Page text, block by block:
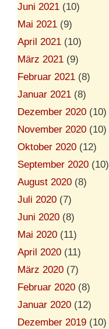
Juni 2021 (10)
Mai 2021 (9)
April 2021 (10)
März 2021 (9)
Februar 2021 (8)
Januar 2021 (8)
Dezember 2020 (10)
November 2020 (10)
Oktober 2020 (12)
September 2020 (10)
August 2020 (8)
Juli 2020 (7)
Juni 2020 (8)
Mai 2020 (11)
April 2020 (11)
März 2020 (7)
Februar 2020 (8)
Januar 2020 (12)
Dezember 2019 (10)